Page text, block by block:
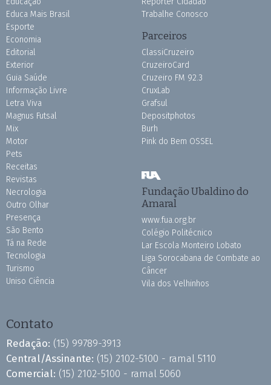
Educa Mais Brasil
Esporte
Economia
Editorial
Exterior
Guia Saúde
Informação Livre
Letra Viva
Magnus Futsal
Mix
Motor
Pets
Receitas
Revistas
Necrologia
Outro Olhar
Presença
São Bento
Tá na Rede
Tecnologia
Turismo
Uniso Ciência
Trabalhe Conosco
Parceiros
ClassiCruzeiro
CruzeiroCard
Cruzeiro FM 92.3
CruxLab
Grafsul
Depositphotos
Burh
Pink do Bem OSSEL
Fundação Ubaldino do
Amaral
www.fua.org.br
Colégio Politécnico
Lar Escola Monteiro Lobato
Liga Sorocabana de Combate ao
Câncer
Vila dos Velhinhos
Contato
Redação: (15) 99789-3913
Central/Assinante: (15) 2102-5100 - ramal 5110
Comercial: (15) 2102-5100 - ramal 5060